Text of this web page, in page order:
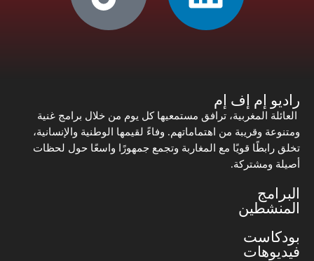
راديو إم إف إم
العائلة المغربية، ترافق مستمعيها كل يوم من خلال برامج غنية
ومتنوعة وقريبة من اهتماماتهم. وفاءً لقيمها الوطنية والإنسانية،
تخلق رابطًا قويًا مع المغاربة وتجمع جمهورًا واسعًا حول لحظات
أصيلة ومشتركة.
البرامج
المنشطين
بودكاست
فيديوهات